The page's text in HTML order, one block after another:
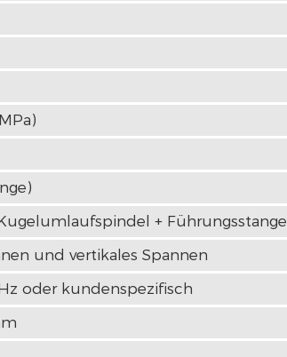
+ Führungsstange
und vertikales Spannen
oder kundenspezifisch